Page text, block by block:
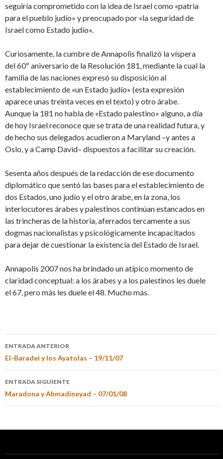
seguiría comprometido con la idea de Israel como «patria
para el pueblo judío» y preocupado por «la seguridad de
Israel como Estado judío».
Curiosamente, la cumbre de Annapolis finalizó la víspera
del 60º aniversario de la Resolución 181, mediante la cual la
familia de las naciones expresó su disposición al
establecimiento de «un Estado judío» (esta expresión
aparece unas treinta veces en el texto) y otro árabe.
Aunque la 181 no habla de «Estado palestino» alguno, a día
de hoy Israel reconoce que se trata de una realidad futura, y
de hecho sus delegados acudieron a Maryland –y antes a
Oslo, y a Camp David– dispuestos a facilitar su creación.
Sesenta años después de la redacción de ese documento
diplomático que sentó las bases para el establecimiento de
dos Estados, uno judío y el otro árabe, en la zona, los
interlocutores árabes y palestinos continúan estancados en
las trincheras de la historia, aferrados tercamente a sus
dogmas nacionalistas y psicológicamente incapacitados
para dejar de cuestionar la existencia del Estado de Israel.
Annapolis 2007 nos ha brindado un atípico momento de
claridad conceptual: a los árabes y a los palestinos les duele
el 67, pero más les duele el 48. Mucho más.
ENTRADA ANTERIOR
El-Baradei y los Ayatolas – 19/11/07
ENTRADA SIGUIENTE
Maradona y Ahmadineyad – 07/01/08